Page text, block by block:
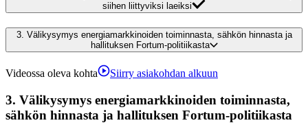
siihen liittyviksi laeiksi
3. Välikysymys energiamarkkinoiden toiminnasta, sähkön hinnasta ja
hallituksen Fortum-politiikasta
Videossa oleva kohta Siirry asiakohdan alkuun
3. Välikysymys energiamarkkinoiden toiminnasta,
sähkön hinnasta ja hallituksen Fortum-politiikasta